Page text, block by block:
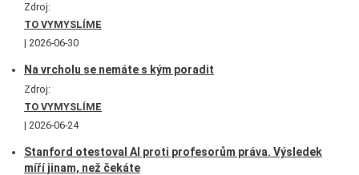
Zdroj:
TO VYMYSLÍME
2026-06-30
Na vrcholu se nemáte s kým poradit
Zdroj:
TO VYMYSLÍME
2026-06-24
Stanford otestoval AI proti profesorům práva. Výsledek
míří jinam, než čekáte